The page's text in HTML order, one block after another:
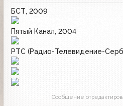
БСТ, 2009
Пятый Канал, 2004
РТС (Радио-Телевидение-
Сообщение